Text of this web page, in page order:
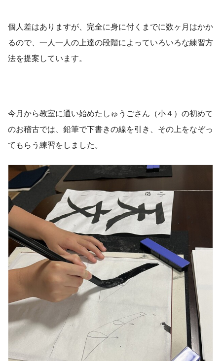
個人差はありますが、完全に身に付くまでに数ヶ月はかか
るので、一人一人の上達の段階によっていろいろな練習方
法を提案しています。
今月から教室に通い始めたしゅうごさん（小４）の初めて
のお稽古では、鉛筆で下書きの線を引き、その上をなぞっ
てもらう練習をしました。